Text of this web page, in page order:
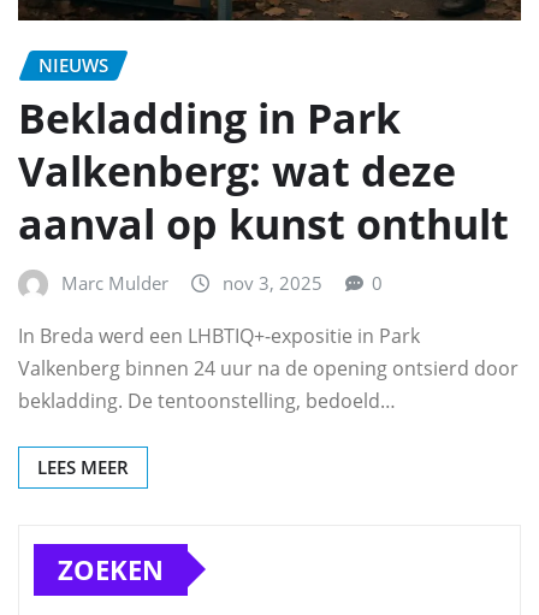
NIEUWS
Bekladding in Park
Valkenberg: wat deze
aanval op kunst onthult
Marc Mulder nov 3, 2025 0
In Breda werd een LHBTIQ+-expositie in Park
Valkenberg binnen 24 uur na de opening ontsierd door
bekladding. De tentoonstelling, bedoeld…
LEES MEER
ZOEKEN